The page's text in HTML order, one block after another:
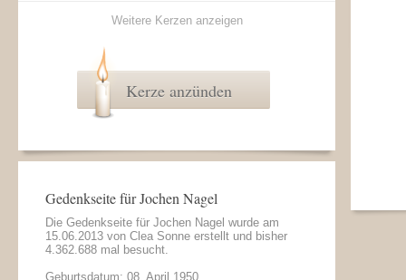
Weitere Kerzen anzeigen
Kerze anzünden
Gedenkseite für Jochen Nagel
Die Gedenkseite für Jochen Nagel wurde am
15.06.2013 von Clea Sonne erstellt und bisher
4.362.688 mal besucht.
Geburtsdatum: 08. April 1950